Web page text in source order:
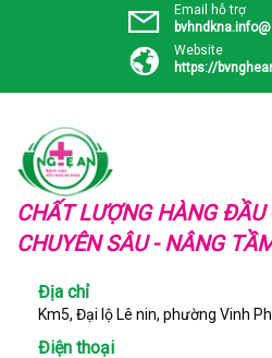
Email hỗ trợ
Website
https://
CHẤT LƯỢNG HÀNG ĐẦU
CHUYÊN SÂU - NÂNG
Địa chỉ
Km5, Đại lộ Lê nin, phường Vinh
Điện thoại